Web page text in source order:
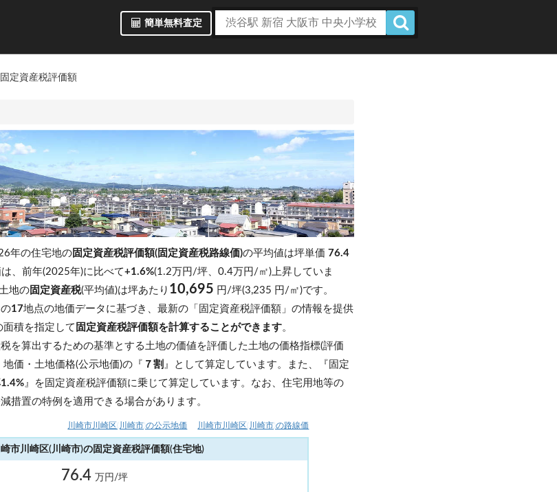
簡単無料査定
定資産税評価額
年の住宅地の 固定資産税評価額(固定資産税路線価)の平均値は坪単価 76.4
、前年(2025年)に比べて+1.6%(1.2万円/坪、0.4万円/㎡)上昇していま
地の 固定資産税(平均値)は坪あたり 10,695 円/坪(3,235 円/㎡)です。
17地点の地価データに基づき、最新の「固定資産税評価額」の情報を提供
積を指定して 固定資産税評価額を計算することができます。
を算出するための基準とする土地の価値を評価した土地の価格指標(評価
価・土地価格(公示地価)の『 ７割 』として算定しています。また、『固定
』を固定資産税評価額に乗じて算定しています。なお、住宅用地等の
措置の特例を適用できる場合があります。
川崎市川崎区(川崎市)の公示地価 川崎市川崎区(川崎市)の路線価
崎市川崎区(川崎市)の固定資産税評価額(住宅地)
76.4万円/坪